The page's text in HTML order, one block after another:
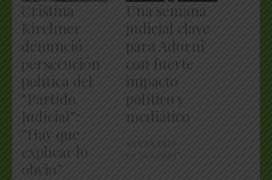
Cristina
Kirchner
denunció
persecución
política del
“Partido
Judicial”:
“Hay que
explicar lo
obvio”
Una semana
judicial clave
para Adorni
con fuerte
impacto
político y
mediático